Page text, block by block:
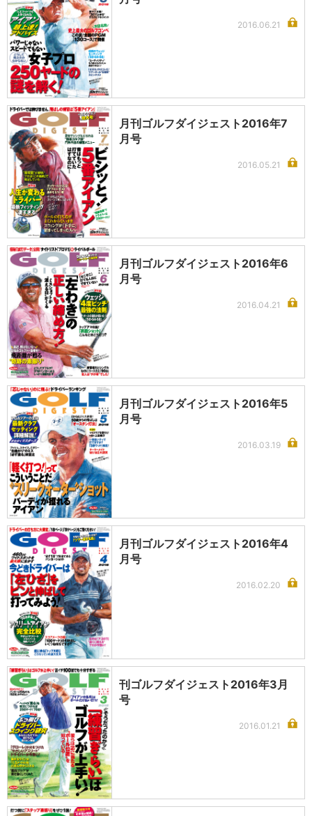
2016.06.21
月刊ゴルフダイジェスト2016年7
月号
2016.05.21
月刊ゴルフダイジェスト2016年6
月号
2016.04.21
月刊ゴルフダイジェスト2016年5
月号
2016.03.19
月刊ゴルフダイジェスト2016年4
月号
2016.02.20
刊ゴルフダイジェスト2016年3月
号
2016.01.21